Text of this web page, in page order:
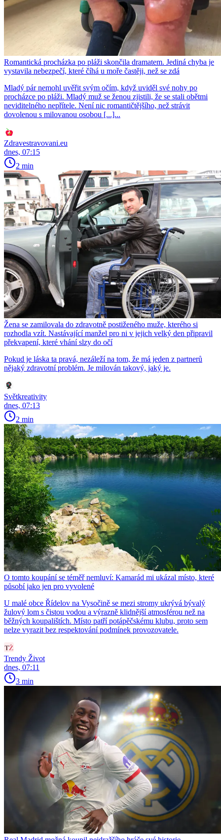
Romantická procházka po pláži skončila dramatem. Jediná chyba je
vystavila nebezpečí, které číhá u moře častěji, než se zdá
Mladý pár nemohl uvěřit svým očím, když uviděl své nohy po
procházce po pláži. Mladý muž se ženou zjistili, že se stali obětmi
neviditelného nepřítele. Není nic romantičtějšího, než strávit
dovolenou s milovanou osobou [...]...
Zdravestravovani.eu
dnes, 07:15
2 min
Žena se zamilovala do zdravotně postiženého muže, kterého si
rozhodla vzít. Nastávající manžel pro ni v jejich velký den připravil
překvapení, které vhání slzy do očí
Pokud je láska ta pravá, nezáleží na tom, že má jeden z partnerů
nějaký zdravotní problém. Je milován takový, jaký je.
Světkreativity
dnes, 07:13
2 min
O tomto koupání se téměř nemluví: Kamarád mi ukázal místo, které
působí jako jen pro vyvolené
U malé obce Řídelov na Vysočině se mezi stromy ukrývá bývalý
žulový lom s čistou vodou a výrazně klidnější atmosférou než na
běžných koupalištích. Místo patří potápěčskému klubu, proto sem
nelze vyrazit bez respektování podmínek provozovatele.
Trendy Život
dnes, 07:11
3 min